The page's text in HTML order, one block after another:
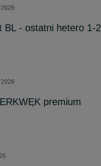
BL - ostatni hetero 1-2
premium